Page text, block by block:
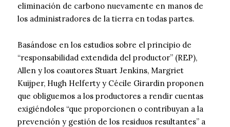
eliminación de carbono nuevamente en manos de
los administradores de la tierra en todas partes.
Basándose en los estudios sobre el principio de
“responsabilidad extendida del productor” (REP),
Allen y los coautores Stuart Jenkins, Margriet
Kuijper, Hugh Helferty y Cécile Girardin proponen
que obliguemos a los productores a rendir cuentas
exigiéndoles “que proporcionen o contribuyan a la
prevención y gestión de los residuos resultantes” a